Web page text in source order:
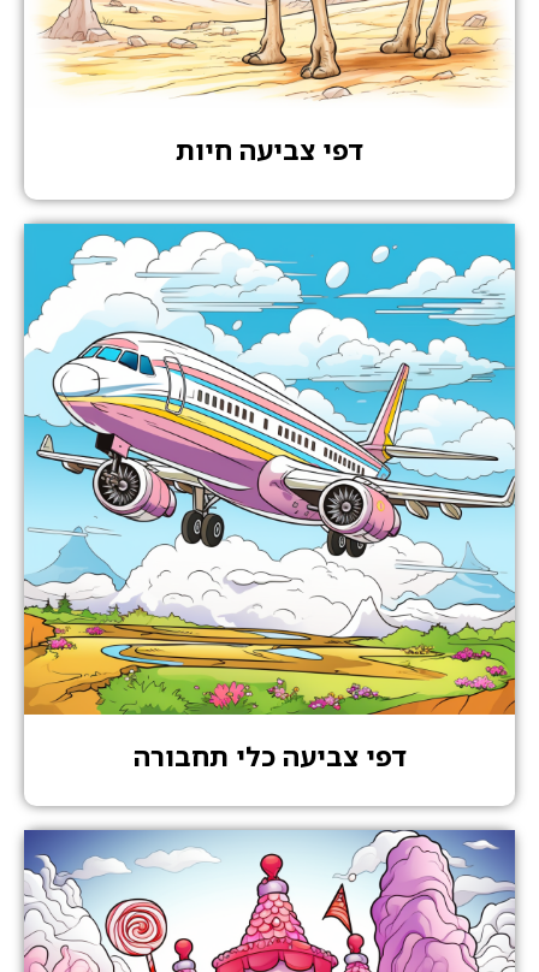
דפי צביעה חיות
דפי צביעה כלי תחבורה